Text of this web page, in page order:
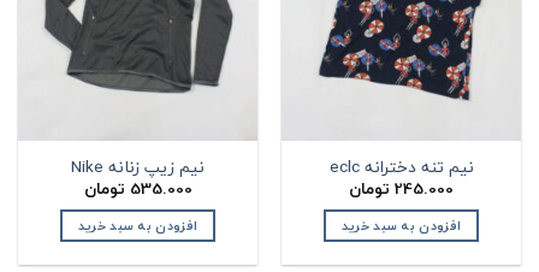
نیم تنه دخترانه eclc
245.000 تومان
افزودن به سبد خرید
نیم زیپ زنانه Nike
535.000 تومان
افزودن به سبد خرید